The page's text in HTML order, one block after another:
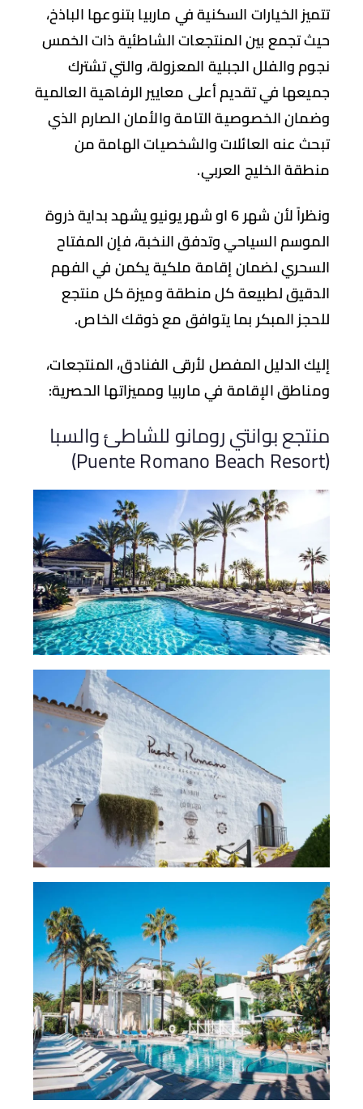
الخيارات السكنية في ماربيا بتنوعها الباذخ،
تجمع بين المنتجعات الشاطئية ذات الخمس
والفلل الجبلية المعزولة، والتي تشترك
في تقديم أعلى معايير الرفاهية العالمية
الخصوصية التامة والأمان الصارم الذي
عنه العائلات والشخصيات الهامة من
الخليج العربي.
ونظراً لأن شهر 6 او شهر يونيو يشهد بداية ذروة
السياحي وتدفق النخبة، فإن المفتاح
لضمان إقامة ملكية يكمن في الفهم
لطبيعة كل منطقة وميزة كل منتجع
المبكر بما يتوافق مع ذوقك الخاص.
الدليل المفصل لأرقى الفنادق، المنتجعات،
الإقامة في ماربيا ومميزاتها الحصرية:
بوانتي رومانو للشاطئ والسبا